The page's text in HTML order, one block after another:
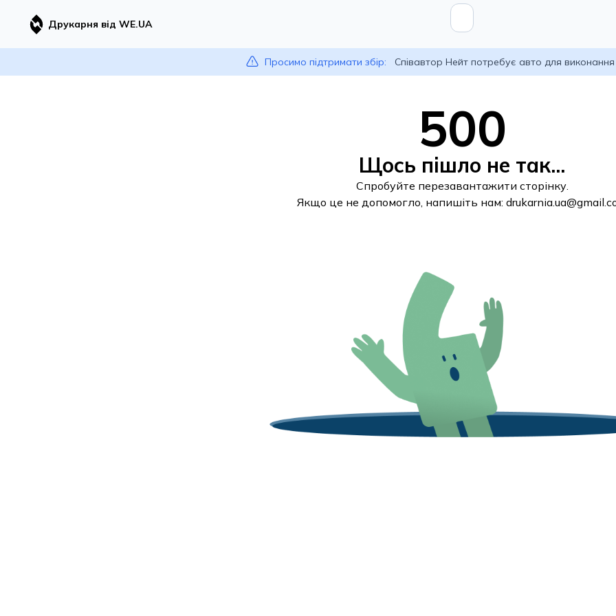
Друкарня від WE.UA
Просимо підтримати збір: Співавтор Нейт потребує авто для
500
Щось пішло не так...
Спробуйте перезавантажити сторінку.
Якщо це не допомогло, напишіть нам: